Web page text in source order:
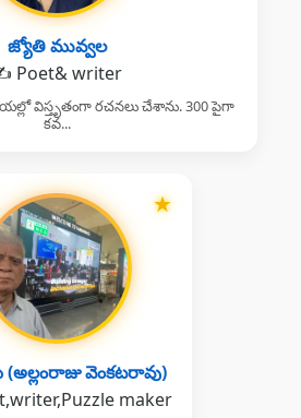
జ్యోతి మువ్వల
Poet& writer
విస్తృతంగా రచనలు చేశాను. 300 పైగా
కవ...
★
వెంకటరావు)
maker